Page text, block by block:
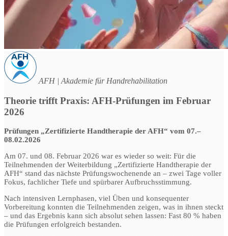
AFH | Akademie für Handrehabilitation
Theorie trifft Praxis: AFH-Prüfungen im Februar
2026
Prüfungen „Zertifizierte Handtherapie der AFH“ vom 07.–
08.02.2026
Am 07. und 08. Februar 2026 war es wieder so weit: Für die
Teilnehmenden der Weiterbildung „Zertifizierte Handtherapie der
AFH“ stand das nächste Prüfungswochenende an – zwei Tage voller
Fokus, fachlicher Tiefe und spürbarer Aufbruchsstimmung.
Nach intensiven Lernphasen, viel Üben und konsequenter
Vorbereitung konnten die Teilnehmenden zeigen, was in ihnen steckt
– und das Ergebnis kann sich absolut sehen lassen: Fast 80 % haben
die Prüfungen erfolgreich bestanden.